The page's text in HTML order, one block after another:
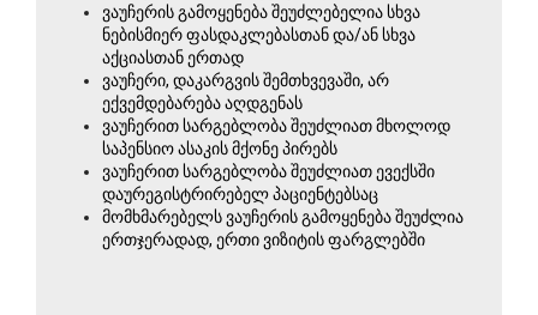
ვაუჩერის გამოყენება შეუძლებელია სხვა
ნებისმიერ ფასდაკლებასთან და/ან სხვა
აქციასთან ერთად
ვაუჩერი, დაკარგვის შემთხვევაში, არ
ექვემდებარება აღდგენას
ვაუჩერით სარგებლობა შეუძლიათ მხოლოდ
საპენსიო ასაკის მქონე პირებს
ვაუჩერით სარგებლობა შეუძლიათ ევექსში
დაურეგისტრირებელ პაციენტებსაც
მომხმარებელს ვაუჩერის გამოყენება შეუძლია
ერთჯერადად, ერთი ვიზიტის ფარგლებში